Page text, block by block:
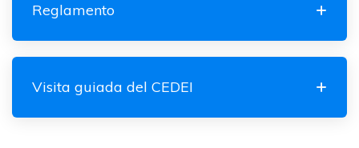
Reglamento
Visita guiada del CEDEI